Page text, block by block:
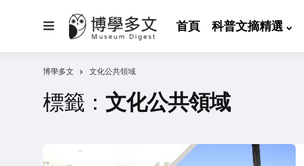
首頁 科普文摘精選
博學多文 文化公共領域
標籤： 文化公共領域